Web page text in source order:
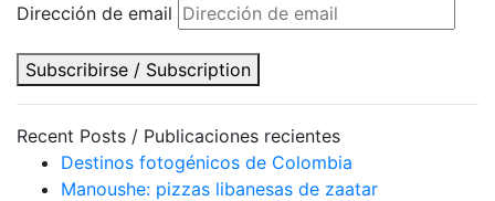
Dirección de email
Subscribirse / Subscription
Recent Posts / Publicaciones recientes
Destinos fotogénicos de Colombia
Manoushe: pizzas libanesas de zaatar